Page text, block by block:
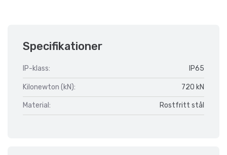
Specifikationer
IP-klass: IP65
Kilonewton (kN): 720 kN
Material: Rostfritt stål